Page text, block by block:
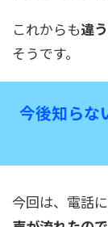
これからも違
そうです。
今後知らな
今回は、電話